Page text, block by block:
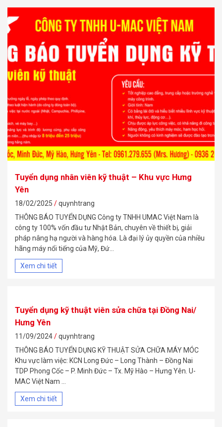
Tuyển dụng nhân viên kỹ thuật – Khu vực Hưng
Yên
18/02/2025
quynhtrang
THÔNG BÁO TUYỂN DỤNG Công ty TNHH UMAC Việt Nam là
công ty 100% vốn đầu tư Nhật Bản, chuyên về thiết bị, giải
pháp nâng hạ người và hàng hóa. Là đại lý ủy quyền của nhiều
hãng máy nổi tiếng của Mỹ, Đứ...
Xem chi tiết
Tuyển dụng kỹ thuật viên sửa chữa tại Đồng Nai/
Hưng Yên
11/09/2024
quynhtrang
THÔNG BÁO TUYỂN DỤNG KỸ THUẬT SỬA CHỮA MÁY MÓC
Khu vực làm việc: KCN Long Đức – Long Thành – Đồng Nai
TDP Phong Cốc – P. Minh Đức – Tx. Mỹ Hào – Hưng Yên. U-
MAC Việt Nam ...
Xem chi tiết